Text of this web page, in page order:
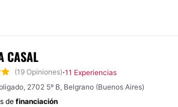
CASAL
(19 Opiniones)·11 Experiencias
2702 5º B, Belgrano (Buenos Aires)
de financiación